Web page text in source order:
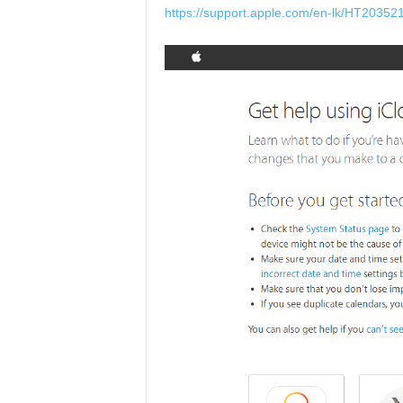
https://support.apple.com/en-lk/